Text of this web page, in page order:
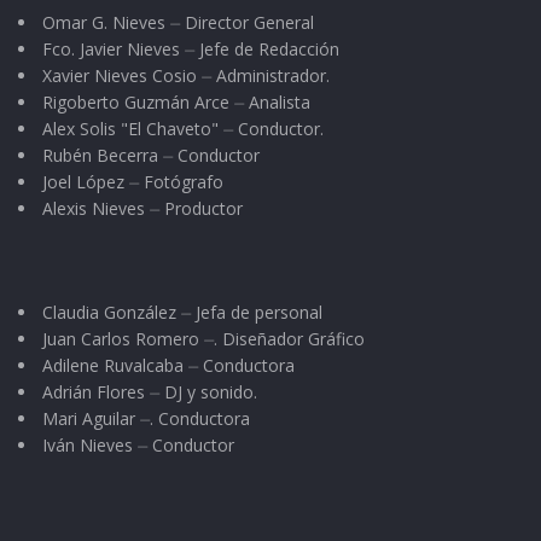
Ante la presencia del diputado Francisco Javier
Jacobo Cambero y del licenciado Antonio
Enríquez Soto, quienes asistieron en
representación de los poderes legislativo y
judicial, Pepe Alvarado dio a conocer en síntesis
los principales puntos que contempla su Plan
pondrá lo mejor de sí todo el tiempo que sea
necesario, sin importar la hora”.
Tras hacer un llamado a los partidos políticos, a
las distintas organizaciones sociales, a los
Omar G. Nieves ⏤ Director General
Fco. Javier Nieves ⏤ Jefe de Redacción
Xavier Nieves Cosio ⏤ Administrador.
Rigoberto Guzmán Arce ⏤ Analista
Alex Solis "El Chaveto" ⏤ Conductor.
Rubén Becerra ⏤ Conductor
Joel López ⏤ Fotógrafo
Alexis Nieves ⏤ Productor
Claudia González ⏤ Jefa de personal
Juan Carlos Romero ⏤. Diseñador Gráfico
Adilene Ruvalcaba ⏤ Conductora
Adrián Flores ⏤ DJ y sonido.
Mari Aguilar ⏤. Conductora
Iván Nieves ⏤ Conductor